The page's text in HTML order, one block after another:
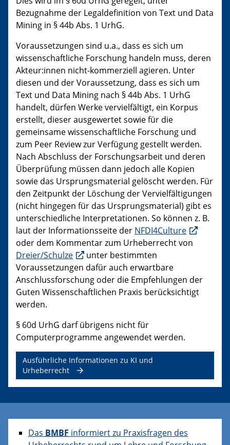
Bezugnahme der Legaldefinition von Text und Data
Mining in § 44b Abs. 1 UrhG.
Voraussetzungen sind u.a., dass es sich um
wissenschaftliche Forschung handeln muss, deren
Akteur:innen nicht-kommerziell agieren. Unter
diesen und der Voraussetzung, dass es sich um
Text und Data Mining nach § 44b Abs. 1 UrhG
handelt, dürfen Werke vervielfältigt, ein Korpus
erstellt, dieser ausgewertet sowie für die
gemeinsame wissenschaftliche Forschung und
zum Peer Review zur Verfügung gestellt werden.
Nach Abschluss der Forschungsarbeit und deren
Überprüfung müssen dann jedoch alle Kopien
sowie das Ursprungsmaterial gelöscht werden. Für
den Zeitpunkt der Löschung der Vervielfältigungen
(nicht hingegen für das Ursprungsmaterial) gibt es
unterschiedliche Interpretationen. So können z. B.
laut der Informationsseite der NFDI4Culture
oder dem Kommentar zum Urheberrecht von
Dreier/Schulze
unter bestimmten
Voraussetzungen dafür auch erwartbare
Anschlussforschung oder die Empfehlungen der
Guten Wissenschaftlichen Praxis berücksichtigt
werden.
§ 60d UrhG darf übrigens nicht für
Computerprogramme angewendet werden.
Ausführliche Informationen zu KI und
Urheberrecht
Das BMBF informiert zu Praxisfragen des